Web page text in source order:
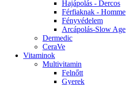
Hajápolás - Dercos
Férfiaknak - Homme
Fényvédelem
Arcápolás-Slow Age
Dermedic
CeraVe
Vitaminok
Multivitamin
Felnőtt
Gyerek